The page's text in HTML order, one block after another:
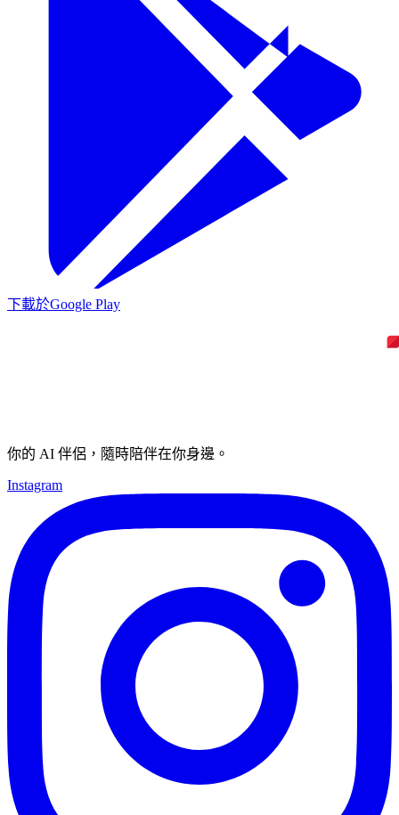
下載於Google Play
你的 AI 伴侶，隨時陪伴在你身邊。
Instagram